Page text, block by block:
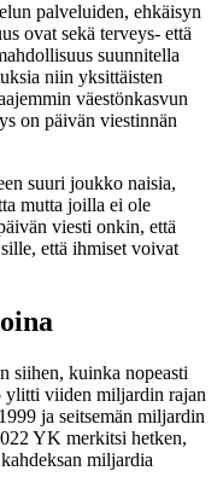
palveluiden, ehkäisyn
ovat sekä terveys- että
suunnitella
niin yksittäisten
väestönkasvun
on päivän viestinnän
suuri joukko naisia,
mutta joilla ei ole
viesti onkin, että
että ihmiset voivat
siihen, kuinka nopeasti
ylitti viiden miljardin rajan
ja seitsemän miljardin
YK merkitsi hetken,
miljardia